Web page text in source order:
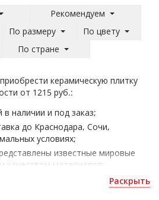
Рекомендуем
По размеру
По цвету
По стране
керамическую плитку
от 1215 руб.:
в наличии и под заказ;
до Краснодара, Сочи,
условиях;
известные мировые
качеством материалов;
Oset - для оформления домов и
Раскрыть